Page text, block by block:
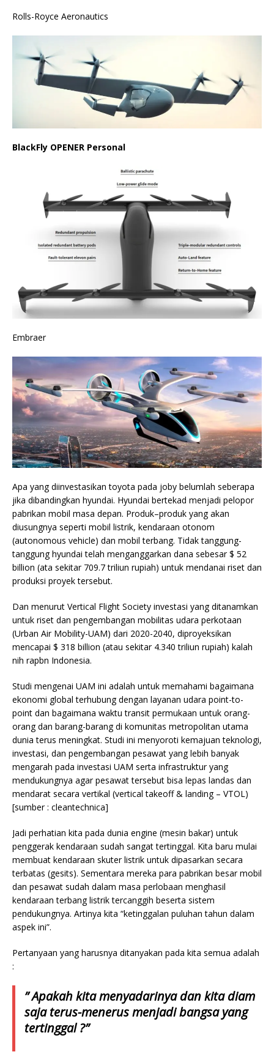
Rolls-Royce Aeronautics
BlackFly OPENER Personal
Embraer
Apa yang diinvestasikan toyota pada joby belumlah seberapa
jika dibandingkan hyundai. Hyundai bertekad menjadi pelopor
pabrikan mobil masa depan. Produk–produk yang akan
diusungnya seperti mobil listrik, kendaraan otonom
(autonomous vehicle) dan mobil terbang. Tidak tanggung-
tanggung hyundai telah menganggarkan dana sebesar $ 52
billion (ata sekitar 709.7 triliun rupiah) untuk mendanai riset dan
produksi proyek tersebut.
Dan menurut Vertical Flight Society investasi yang ditanamkan
untuk riset dan pengembangan mobilitas udara perkotaan
(Urban Air Mobility-UAM) dari 2020-2040, diproyeksikan
mencapai $ 318 billion (atau sekitar 4.340 triliun rupiah) kalah
nih rapbn Indonesia.
Studi mengenai UAM ini adalah untuk memahami bagaimana
ekonomi global terhubung dengan layanan udara point-to-
point dan bagaimana waktu transit permukaan untuk orang-
orang dan barang-barang di komunitas metropolitan utama
dunia terus meningkat. Studi ini menyoroti kemajuan teknologi,
investasi, dan pengembangan pesawat yang lebih banyak
mengarah pada investasi UAM serta infrastruktur yang
mendukungnya agar pesawat tersebut bisa lepas landas dan
mendarat secara vertikal (vertical takeoff & landing – VTOL)
[sumber : cleantechnica]
Jadi perhatian kita pada dunia engine (mesin bakar) untuk
penggerak kendaraan sudah sangat tertinggal. Kita baru mulai
membuat kendaraan skuter listrik untuk dipasarkan secara
terbatas (gesits). Sementara mereka para pabrikan besar mobil
dan pesawat sudah dalam masa perlobaan menghasil
kendaraan terbang listrik tercanggih beserta sistem
pendukungnya. Artinya kita “ketinggalan puluhan tahun dalam
aspek ini”.
Pertanyaan yang harusnya ditanyakan pada kita semua adalah
:
” Apakah kita menyadarinya dan kita diam
saja terus-menerus menjadi bangsa yang
tertinggal ?”